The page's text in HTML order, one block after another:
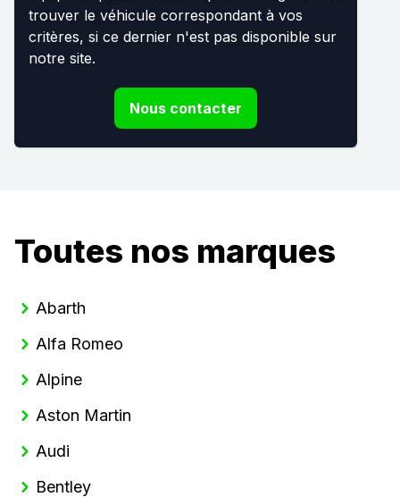
trouver le véhicule correspondant à vos
critères, si ce dernier n'est pas disponible sur
notre site.
Nous contacter
Toutes nos marques
Abarth
Alfa Romeo
Alpine
Aston Martin
Audi
Bentley